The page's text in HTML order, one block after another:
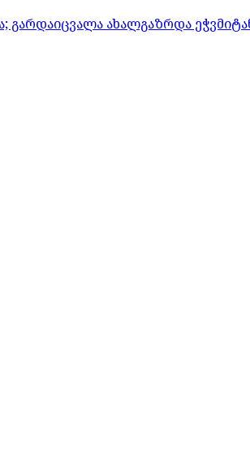
გარდაიცვალა ახალგაზრდა